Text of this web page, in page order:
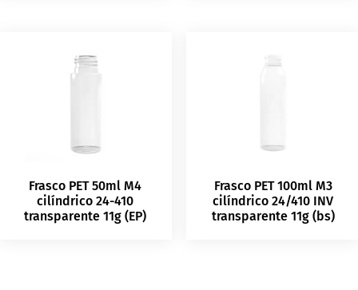
Frasco PET 50ml M4
cilíndrico 24-410
transparente 11g (EP)
Frasco PET 100ml M3
cilíndrico 24/410 INV
transparente 11g (bs)